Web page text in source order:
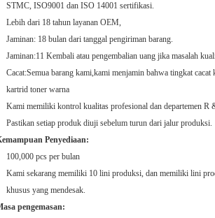
STMC, ISO9001 dan ISO 14001 sertifikasi.
Lebih dari 18 tahun layanan OEM,
Jaminan: 18 bulan dari tanggal pengiriman barang.
Jaminan:11 Kembali atau pengembalian uang jika masalah
Cacat:Semua barang kami,kami menjamin bahwa tingkat
kartrid toner warna
Kami memiliki kontrol kualitas profesional dan departemen R
Pastikan setiap produk diuji sebelum turun dari jalur produksi.
Penyediaan:
100,000 pcs per bulan
Kami sekarang memiliki 10 lini produksi, dan memiliki lini
khusus yang mendesak.
pengemasan: